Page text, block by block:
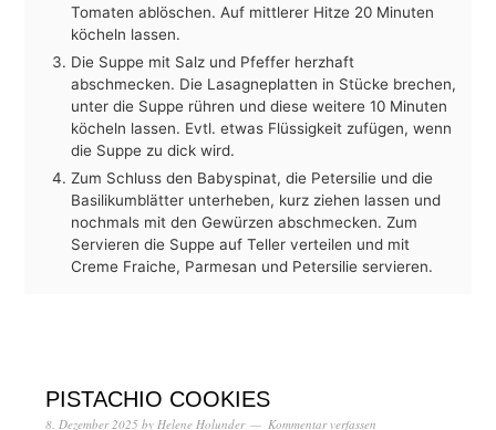
Tomaten ablöschen. Auf mittlerer Hitze 20 Minuten
köcheln lassen.
Die Suppe mit Salz und Pfeffer herzhaft
abschmecken. Die Lasagneplatten in Stücke brechen,
unter die Suppe rühren und diese weitere 10 Minuten
köcheln lassen. Evtl. etwas Flüssigkeit zufügen, wenn
die Suppe zu dick wird.
Zum Schluss den Babyspinat, die Petersilie und die
Basilikumblätter unterheben, kurz ziehen lassen und
nochmals mit den Gewürzen abschmecken. Zum
Servieren die Suppe auf Teller verteilen und mit
Creme Fraiche, Parmesan und Petersilie servieren.
PISTACHIO COOKIES
8. Dezember 2025 by Helene Holunder Kommentar verfassen